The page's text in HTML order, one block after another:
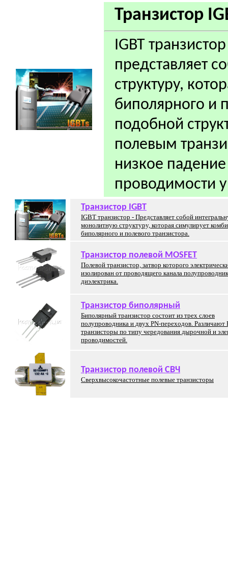
Транзистор
IGBT
представляет
структуру,
биполярного и
подобной
полевым
низкое
проводимости
Транзистор IGBT
IGBT транзистор - Представляет собой
монолитную структуру, которая симулирует
биполярного и полевого транзистора.
Транзистор полевой MOSFET
Полевой транзистор, затвор которого
изолирован от проводящего канала
диэлектрика.
Транзистор биполярный
Биполярный транзистор состоит из трех слоев
полупроводника и двух PN-переходов. Различают
транзисторы по типу чередования дырочной и
проводимостей.
Транзистор полевой СВЧ
Сверхвысокочастотные полевые транзисторы